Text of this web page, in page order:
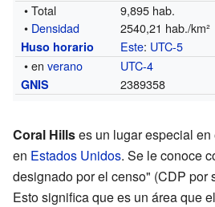
• Total
9,895 hab.
• Densidad 2540,21 hab./km²
Huso horario Este: UTC-5
• enverano UTC-4
GNIS 2389358
Coral Hillses un lugar especial
en Estados Unidos. Se le conoce
designado por el censo" (CDP por
Esto significa que es un área que